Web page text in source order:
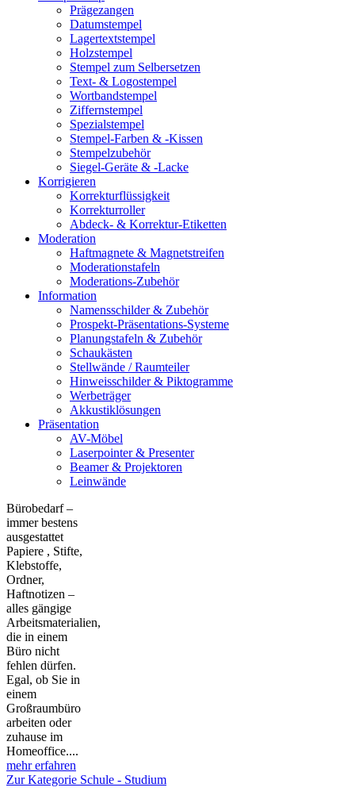
Prägezangen
Datumstempel
Lagertextstempel
Holzstempel
Stempel zum Selbersetzen
Text- & Logostempel
Wortbandstempel
Ziffernstempel
Spezialstempel
Stempel-Farben & -Kissen
Stempelzubehör
Siegel-Geräte & -Lacke
Korrigieren
Korrekturflüssigkeit
Korrekturroller
Abdeck- & Korrektur-Etiketten
Moderation
Haftmagnete & Magnetstreifen
Moderationstafeln
Moderations-Zubehör
Information
Namensschilder & Zubehör
Prospekt-Präsentations-Systeme
Planungstafeln & Zubehör
Schaukästen
Stellwände / Raumteiler
Hinweisschilder & Piktogramme
Werbeträger
Akkustiklösungen
Präsentation
AV-Möbel
Laserpointer & Presenter
Beamer & Projektoren
Leinwände
Bürobedarf –
immer bestens
ausgestattet
Papiere , Stifte,
Klebstoffe,
Ordner,
Haftnotizen –
alles gängige
Arbeitsmaterialien,
die in einem
Büro nicht
fehlen dürfen.
Egal, ob Sie in
einem
Großraumbüro
arbeiten oder
zuhause im
Homeoffice....
mehr erfahren
Zur Kategorie Schule - Studium